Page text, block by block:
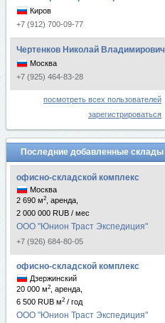
Киров
+7 (912) 700-09-77
Чертенков Николай Владимирович
Москва
+7 (925) 464-83-28
посмотреть всех пользователей
зарегистрироваться
Последние добавленные склады
офисно-складской комплекс
Москва
2 690 м2
, аренда,
2 000 000 RUB / мес
ООО "Юнион Траст Экспедиция"
+7 (926) 684-80-05
офисно-складской комплекс
Дзержинский
20 000 м2
, аренда,
6 500 RUB м2 / год
ООО "Юнион Траст Экспедиция"